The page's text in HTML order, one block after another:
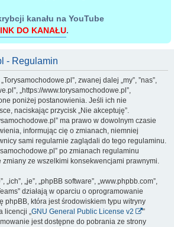
kanału na YouTube
DO KANAŁU.
- Regulamin
zwanej dalej „my”, ”nas”,
„https://www.torysamochodowe.pl”,
poniżej postanowienia. Jeśli ich nie
naciskając przycisk „Nie akceptuję”.
ma prawo w dowolnym czasie
informując cię o zmianach, niemniej
sami regularnie zaglądali do tego regulaminu.
po zmianach regulaminu
zmiany ze wszelkimi konsekwencjami prawnymi.
„ich”, „je”, „phpBB software”, „www.phpbb.com”,
działają w oparciu o oprogramowanie
phpBB, która jest środowiskiem typu witryny
licencji „GNU General Public License v2
”
jest dostępne do pobrania ze strony